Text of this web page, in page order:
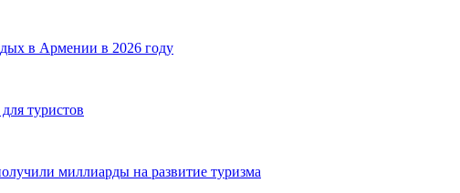
в Армении в 2026 году
туристов
миллиарды на развитие туризма